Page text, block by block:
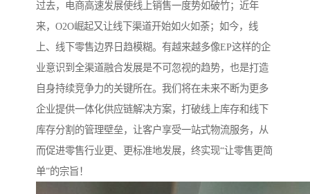
过去，电商高速发展使线上销售一度势如破竹；近年
来，O2O崛起又让线下渠道开始如火如荼；如今，线
上、线下零售边界日趋模糊。有越来越多像EP这样的企
业意识到全渠道融合发展是不可忽视的趋势，也是打造
自身持续竞争力的关键所在。我们将在未来不断为更多
企业提供一体化供应链解决方案，打破线上库存和线下
库存分割的管理壁垒，让客户享受一站式物流服务，从
而促进零售行业更、更标准地发展，终实现“让零售更简
单”的宗旨！